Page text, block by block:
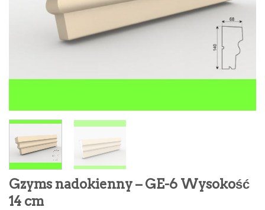
Gzyms nadokienny – GE-6 Wysokość
14 cm